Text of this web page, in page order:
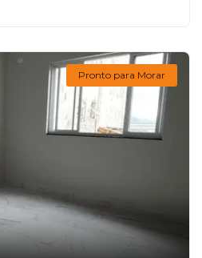
Pronto para Morar